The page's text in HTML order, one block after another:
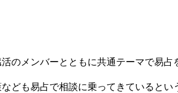
のメンバーとともに共通テーマで易
ども易占で相談に乗ってきていると